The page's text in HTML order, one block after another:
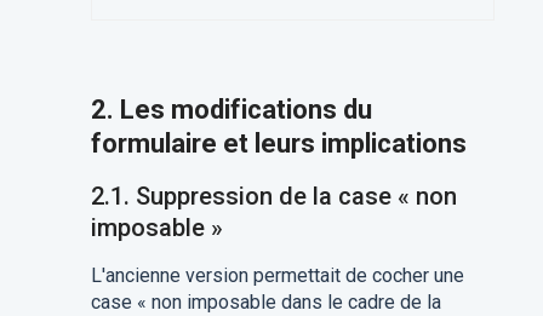
2. Les modifications du
formulaire et leurs implications
2.1. Suppression de la case « non
imposable »
L'ancienne version permettait de cocher une
case « non imposable dans le cadre de la